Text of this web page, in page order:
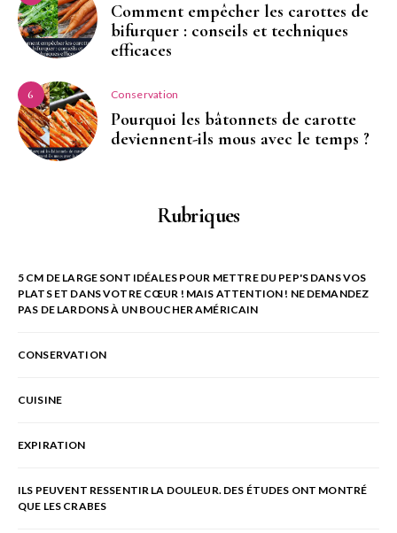
Comment empêcher les carottes de
bifurquer : conseils et techniques
efficaces
6 Conservation
Pourquoi les bâtonnets de carotte
deviennent-ils mous avec le temps ?
Rubriques
5 CM DE LARGE SONT IDÉALES POUR METTRE DU PEP'S DANS VOS
PLATS ET DANS VOTRE CŒUR ! MAIS ATTENTION ! NE DEMANDEZ
PAS DE LARDONS À UN BOUCHER AMÉRICAIN
CONSERVATION
CUISINE
EXPIRATION
ILS PEUVENT RESSENTIR LA DOULEUR. DES ÉTUDES ONT MONTRÉ
QUE LES CRABES